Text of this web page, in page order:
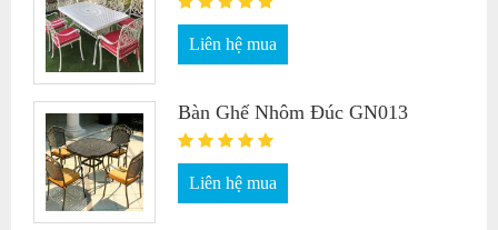
Liên hệ mua
Bàn Ghế Nhôm Đúc GN013
Liên hệ mua